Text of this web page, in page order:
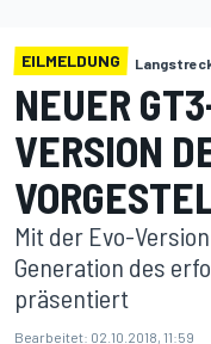
EILMELDUNG
NEUER
VERSION
Mit der Evo-
Generation des
präsentiert
Bearbeitet: 02.10.2018, 11:59